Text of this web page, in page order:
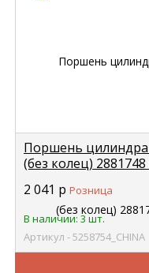
Поршень цилиндра
(без колец)
2 041 р Розница
В наличии: 3 шт.
Артикул - 5258754_CHINA